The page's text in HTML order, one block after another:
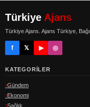
Türkiye Ajans
Türkiye Ajans. Ajans Türkiye,
f 𝕏 ▶ ◎
KATEGORILER
Gündem
Ekonomi
Sağlık